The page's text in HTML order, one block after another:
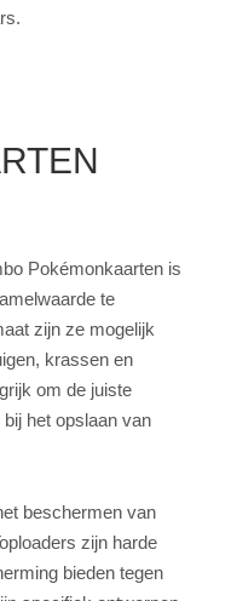
Pokémonkaarten is
te
zijn ze mogelijk
krassen en
om de juiste
het opslaan van
beschermen van
zijn harde
bieden tegen